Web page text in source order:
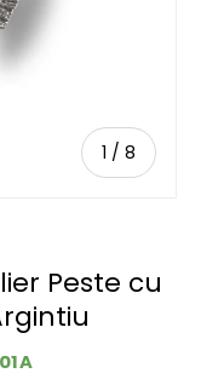
1 / de
8
Peste cu